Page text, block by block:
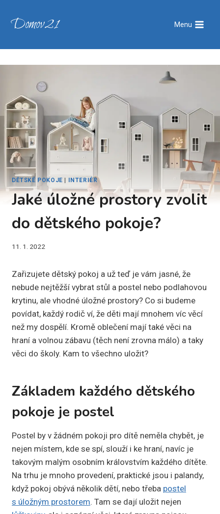
Domov21 Menu
DĚTSKÉ POKOJE | INTERIÉR
Jaké úložné prostory zvolit
do dětského pokoje?
11. 1. 2022
Zařizujete dětský pokoj a už teď je vám jasné, že
nebude nejtěžší vybrat stůl a postel nebo podlahovou
krytinu, ale vhodné úložné prostory? Co si budeme
povídat, každý rodič ví, že děti mají mnohem víc věcí
než my dospělí. Kromě oblečení mají také věci na
hraní a volnou zábavu (těch není zrovna málo) a taky
věci do školy. Kam to všechno uložit?
Základem každého dětského
pokoje je postel
Postel by v žádném pokoji pro dítě neměla chybět, je
nejen místem, kde se spí, slouží i ke hraní, navíc je
takovým malým osobním královstvím každého dítěte.
Na trhu je mnoho provedení, praktické jsou i palandy,
když pokoj obývá několik dětí, nebo třeba postel
s úložným prostorem. Tam se dají uložit nejen